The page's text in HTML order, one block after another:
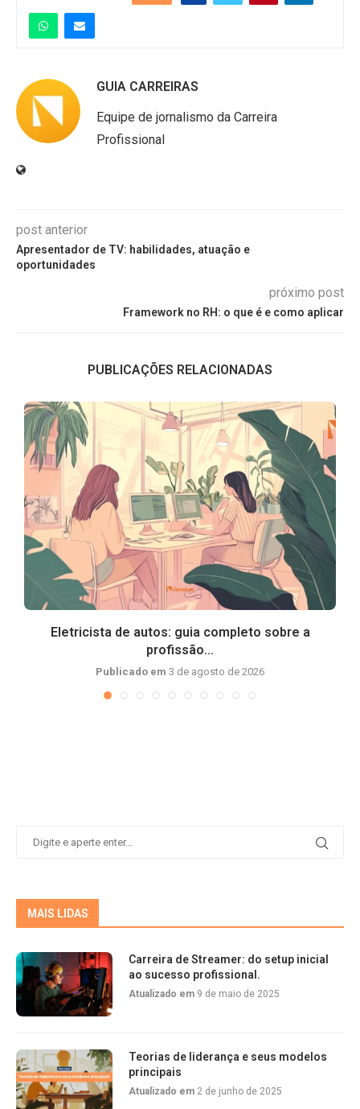
GUIA CARREIRAS
Equipe de jornalismo da Carreira
Profissional
post anterior
Apresentador de TV: habilidades, atuação e
oportunidades
próximo post
Framework no RH: o que é e como aplicar
PUBLICAÇÕES RELACIONADAS
Eletricista de autos: guia completo sobre a
profissão...
Publicado em 3 de agosto de 2026
MAIS LIDAS
Carreira de Streamer: do setup inicial
ao sucesso profissional.
Atualizado em 9 de maio de 2025
Teorias de liderança e seus modelos
principais
Atualizado em 2 de junho de 2025